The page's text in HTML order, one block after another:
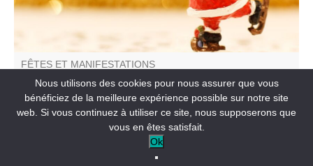
FÊTES ET MANIFESTATIONS
Marché de Noël
SAINT-ANDRÉ-LES-ALPES
Nous utilisons des cookies pour nous assurer que vous
bénéficiez de la meilleure expérience possible sur notre site
web. Si vous continuez à utiliser ce site, nous supposerons que
vous en êtes satisfait.
Ok